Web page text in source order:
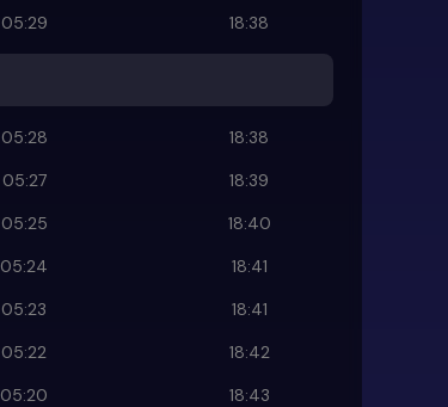
05:29 18:38
05:28
18:38
05:27
18:39
05:25
18:40
05:24
18:41
05:23
18:41
05:22
18:42
05:20
18:43